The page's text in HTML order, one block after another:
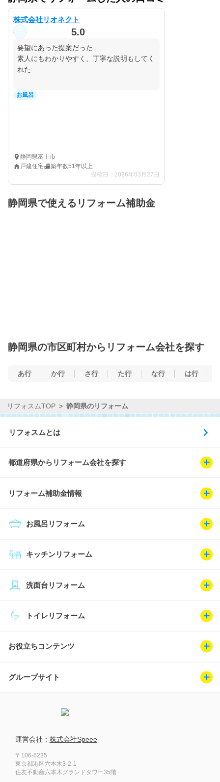
株式会社リオネクト
5.0
要望にあった提案だった
素人にもわかりやすく、丁寧な説明もしてく
れた
お風呂
静岡県富士市
戸建住宅
築年数51年以上
投稿日：2026年03月27日
静岡県で使えるリフォーム補助金
静岡県の市区町村からリフォーム会社を探す
あ行 か行 さ行 た行 な行 は行
リフォスムTOP 静岡県のリフォーム
リフォスムとは
都道府県からリフォーム会社を探す
リフォーム補助金情報
キッチンリフォーム
お風呂リフォーム
トイレリフォーム
洗面台リフォーム
お役立ちコンテンツ
グループサイト
運営会社： 株式会社Speee
〒106-6235
東京都港区六本木3-2-1
住友不動産六本木グランドタワー35階